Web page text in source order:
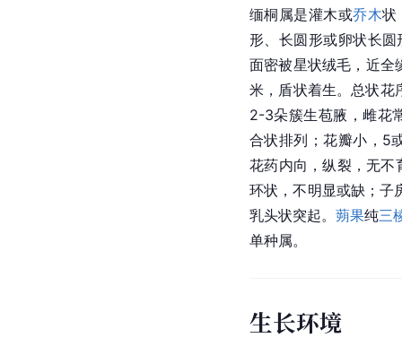
缅桐属是灌木或乔木状
形、长圆形或卵状长
面密被星状绒毛，近全
米，盾状着生。总状花
2-3朵簇生苞腋，雌花
合状排列；花瓣小，5
花药内向，纵裂，无不
环状，不明显或缺；子
乳头状突起。蒴果纯三
单种属。
生长环境